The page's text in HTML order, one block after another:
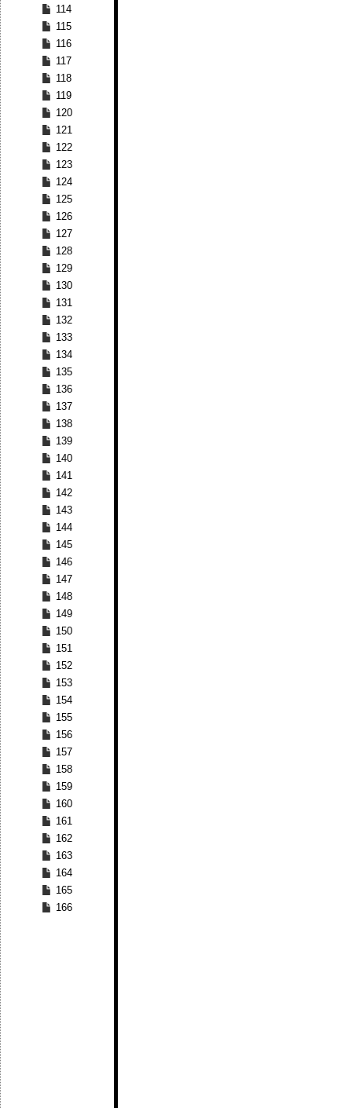
114
115
116
117
118
119
120
121
122
123
124
125
126
127
128
129
130
131
132
133
134
135
136
137
138
139
140
141
142
143
144
145
146
147
148
149
150
151
152
153
154
155
156
157
158
159
160
161
162
163
164
165
166